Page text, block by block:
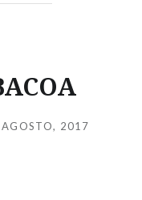
2017